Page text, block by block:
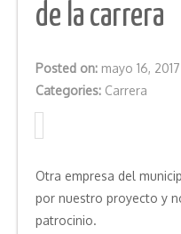
de la carrera
Posted on: mayo 16, 2017
Categories: Carrera
Otra empresa del
por nuestro proyecto y
patrocinio.